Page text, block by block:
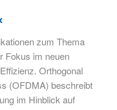
zum Thema
Fokus im neuen
Orthogonal
(OFDMA) beschreibt
im Hinblick auf